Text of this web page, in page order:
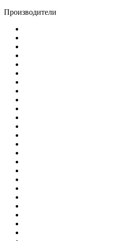
Производители